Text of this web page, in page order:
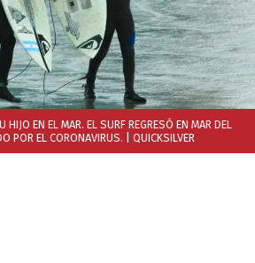
HIJO EN EL MAR. EL SURF REGRESÓ EN MAR DEL
POR EL CORONAVIRUS.
| QUICKSILVER